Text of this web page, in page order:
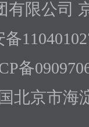
有限公司
备
北京市海